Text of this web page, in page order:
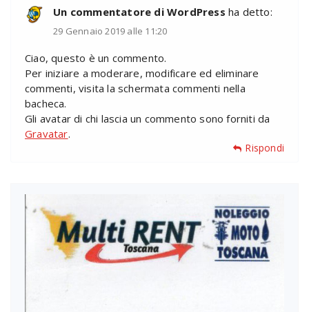
Un commentatore di WordPress ha detto:
29 Gennaio 2019 alle 11:20
Ciao, questo è un commento.
Per iniziare a moderare, modificare ed eliminare
commenti, visita la schermata commenti nella
bacheca.
Gli avatar di chi lascia un commento sono forniti da
Gravatar.
Rispondi